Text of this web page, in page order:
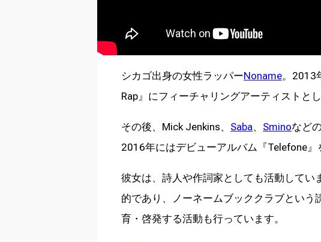
シカゴ出身の女性ラッパーNoname。2013
Rap』にフィーチャリングアーティストと
その後、Mick Jenkins、 Saba、 Sminoなど
2016年にはデビューアルバム『Telefone』
彼女は、詩人や作詞家としても活動して
的であり、ノーネームブッククラブとい
育・啓発する活動も行っています。